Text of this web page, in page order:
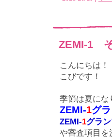
ZEMI-1
こんにちは！
こびです！
季節は夏にな
ZEMI-1グ
ZEMI-1グラ
や審査項目を